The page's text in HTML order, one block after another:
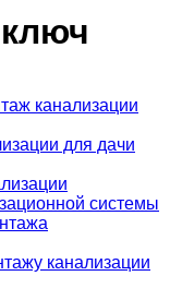
канализации
для дачи
системы
канализации